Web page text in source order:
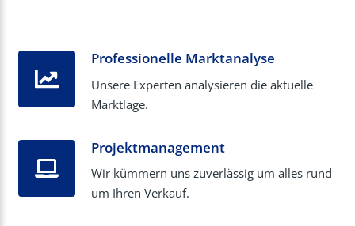
Professionelle Marktanalyse
Unsere Experten analysieren die aktuelle
Marktlage.
Projektmanagement
Wir kümmern uns zuverlässig um alles rund
um Ihren Verkauf.